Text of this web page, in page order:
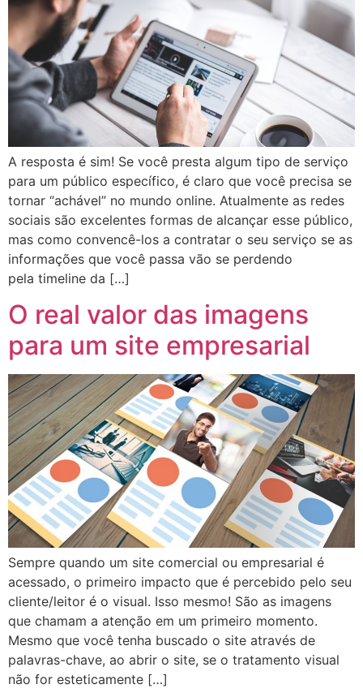
A resposta é sim! Se você presta algum tipo de serviço
para um público específico, é claro que você precisa se
tornar “achável” no mundo online. Atualmente as redes
sociais são excelentes formas de alcançar esse público,
mas como convencê-los a contratar o seu serviço se as
informações que você passa vão se perdendo
pela timeline da […]
O real valor das imagens
para um site empresarial
Sempre quando um site comercial ou empresarial é
acessado, o primeiro impacto que é percebido pelo seu
cliente/leitor é o visual. Isso mesmo! São as imagens
que chamam a atenção em um primeiro momento.
Mesmo que você tenha buscado o site através de
palavras-chave, ao abrir o site, se o tratamento visual
não for esteticamente […]